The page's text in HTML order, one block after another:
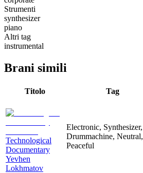
Strumenti
synthesizer
piano
Altri tag
instrumental
Brani simili
Titolo Tag
Technological
Documentary
Yevhen
Lokhmatov
Electronic, Synthesizer,
Drummachine, Neutral,
Peaceful